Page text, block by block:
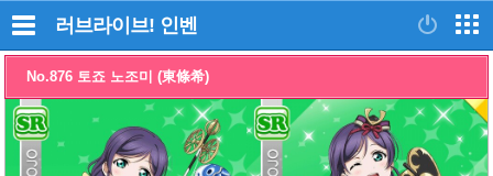
러브라이브! 인벤
No.876 토죠 노조미 (東條希)